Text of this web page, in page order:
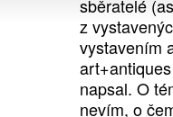
sběratelé
z
vystavením
napsal. O
nevím, o